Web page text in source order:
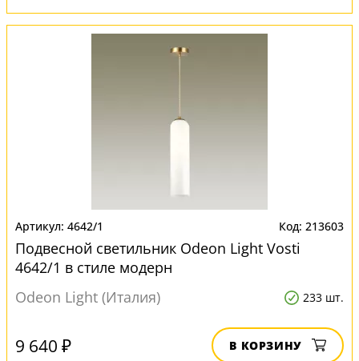
4642/1 213603
Подвесной светильник Odeon Light Vosti
4642/1 в стиле модерн
Odeon Light (Италия)
233 шт.
9 640 ₽ В КОРЗИНУ